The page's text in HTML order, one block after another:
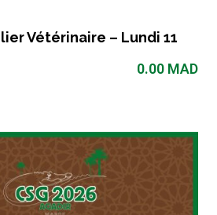
Vétérinaire – Lundi 11
0.00 MAD